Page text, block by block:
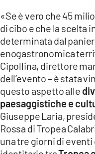
«Se è vero che 45
di cibo e che la scelta
determinata dal
enogastronomica
Cipollina, direttore
dell’evento – è stata
questo aspetto alle
paesaggistiche e
Giuseppe Laria,
Rossa di Tropea
una tre giorni di